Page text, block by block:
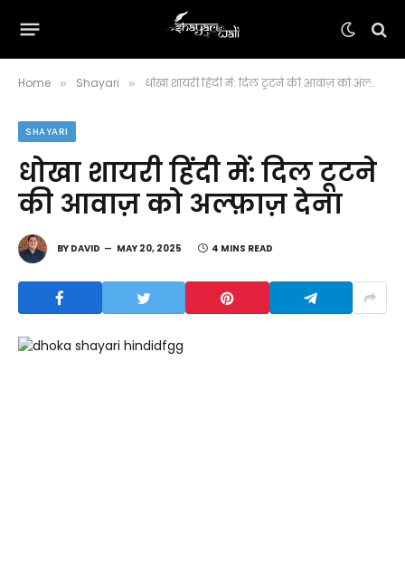
Home » Shayari » धोखा शायरी हिंदी में: दिल टूटने की आवाज़ को अल्फ़ाज़ देना
SHAYARI
धोखा शायरी हिंदी में: दिल टूटने
की आवाज़ को अल्फ़ाज़ देना
BY DAVID MAY 20, 2025 4 MINS READ